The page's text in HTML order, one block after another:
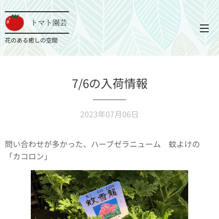
トマト園芸
花のある癒しの空間
7/6の入荷情報
2023年07月06日
問い合わせが多かった、ハーブゼラニューム 蚊よけの
「カコロン」